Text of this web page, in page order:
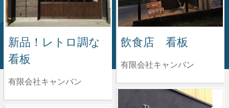
新品！レトロ調な
看板
有限会社キャンバン
飲食店 看板
有限会社キャンバン